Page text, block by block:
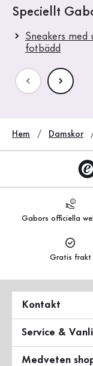
Speciellt
Sneakers med
fotbädd
Hem Damskor
Gabors officiella
Gratis frakt
Kontakt
Service &
Medveten